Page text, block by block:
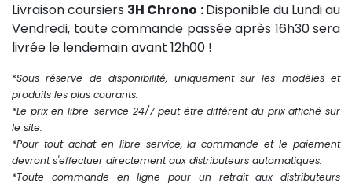
Livraison coursiers 3H Chrono :Disponible du Lundi au
Vendredi, toute commande passée après 16h30 sera
livrée le lendemain avant 12h00 !
*Sous réserve de disponibilité, uniquement sur les modèles et
produits les plus courants.
*Le prix en libre-service 24/7 peut être différent du prix affiché sur
le site.
*Pour tout achat en libre-service, la commande et le paiement
devront s'effectuer directement aux distributeurs automatiques.
*Toute commande en ligne pour un retrait aux distributeurs